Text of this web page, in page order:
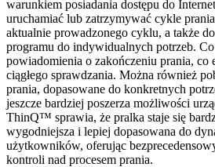
warunkiem posiadania dostępu do
uruchamiać lub zatrzymywać cykle
aktualnie prowadzonego cyklu, a także
programu do indywidualnych potrzeb.
powiadomienia o zakończeniu prania, co
ciągłego sprawdzania. Można również
prania, dopasowane do konkretnych
jeszcze bardziej poszerza możliwości
ThinQ™ sprawia, że pralka staje się
wygodniejsza i lepiej dopasowana do
użytkowników, oferując
kontroli nad procesem prania.